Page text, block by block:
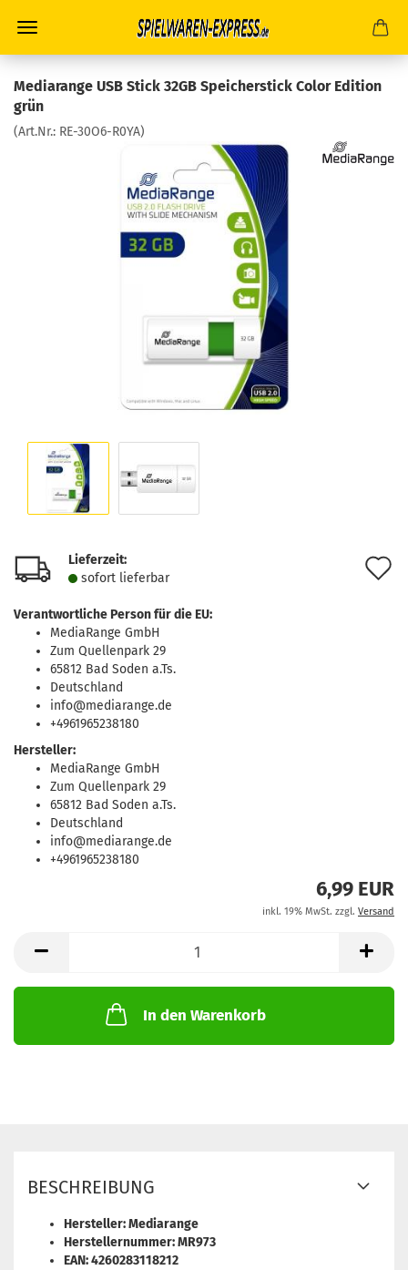
Mediarange USB Stick 32GB Speicherstick Color Edition
grün
(Art.Nr.: RE-30O6-R0YA)
Lieferzeit:
sofort lie­fer­bar
Verantwortliche Person für die EU:
MediaRange GmbH
Zum Quellenpark 29
65812 Bad Soden a.Ts.
Deutschland
info@mediarange.de
+4961965238180
Hersteller:
MediaRange GmbH
Zum Quellenpark 29
65812 Bad Soden a.Ts.
Deutschland
info@mediarange.de
+4961965238180
6,99 EUR
inkl. 19% MwSt. zzgl. Versand
In den Warenkorb
BESCHREIBUNG
Hersteller: Mediarange
Herstellernummer: MR973
EAN: 4260283118212